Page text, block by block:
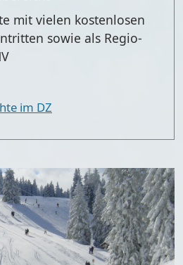
mit vielen kostenlosen
sowie als Regio-
im DZ